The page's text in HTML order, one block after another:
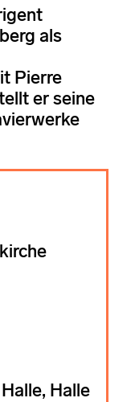
als
Pierre
er seine
Halle